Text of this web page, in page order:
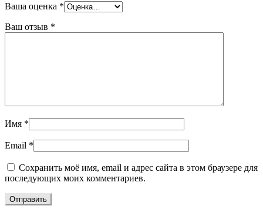
Ваша оценка *
Ваш отзыв *
Имя *
Email *
Сохранить моё имя, email и адрес сайта в этом браузере для
последующих моих комментариев.